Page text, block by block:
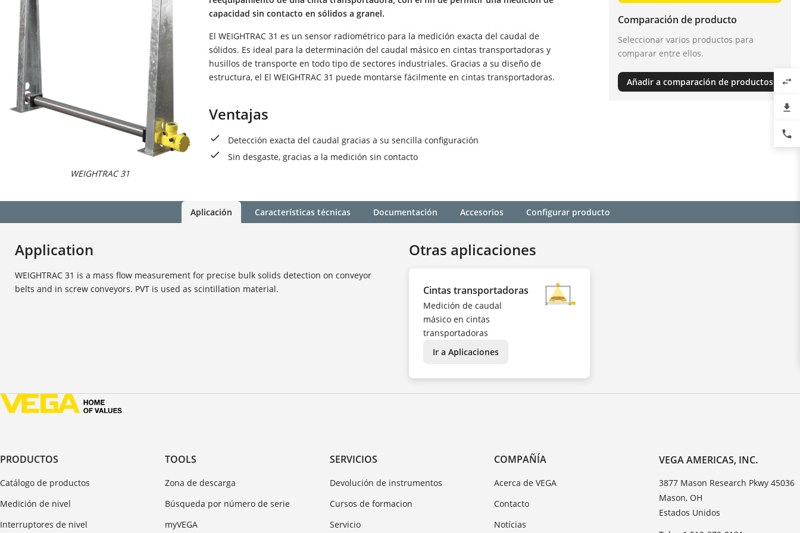
WEIGHTRAC 31
capacidad sin contacto en sólidos a granel.
El WEIGHTRAC 31 es un sensor radiométrico para la medición exacta del caudal de
sólidos. Es ideal para la determinación del caudal másico en cintas transportadoras y
husillos de transporte en todo tipo de sectores industriales. Gracias a su diseño de
estructura, el El WEIGHTRAC 31 puede montarse fácilmente en cintas transportadoras.
Ventajas
Detección exacta del caudal gracias a su sencilla configuración
Sin desgaste, gracias a la medición sin contacto
Comparación de producto
Seleccionar varios productos para
comparar entre ellos.
Añadir a comparación de productos
Aplicación Características técnicas Documentación Accesorios Configurar producto
Application
WEIGHTRAC 31 is a mass flow measurement for precise bulk solids detection on conveyor
belts and in screw conveyors. PVT is used as scintillation material.
Otras aplicaciones
Cintas transportadoras
Medición de caudal
másico en cintas
transportadoras
Ir a Aplicaciones
PRODUCTOS
Catálogo de productos
Medición de nivel
Interruptores de nivel
TOOLS
Zona de descarga
Búsqueda por número de serie
myVEGA
SERVICIOS
Devolución de instrumentos
Cursos de formacion
Servicio
COMPAÑÍA
Acerca de VEGA
Contacto
Notícias
VEGA AMERICAS, INC.
3877 Mason Research Pkwy 45036
Mason, OH
Estados Unidos
swap_horiz
file_download
phone